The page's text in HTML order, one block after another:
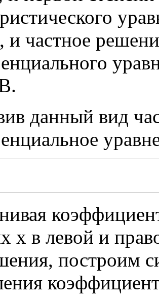
и частное
данный вид
x в левой и
построим